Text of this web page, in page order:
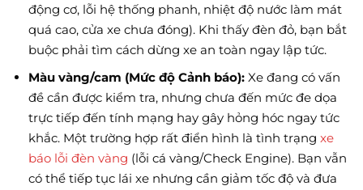
động cơ, lỗi hệ thống phanh, nhiệt độ nước làm mát
quá cao, cửa xe chưa đóng). Khi thấy đèn đỏ, bạn bắt
buộc phải tìm cách dừng xe an toàn ngay lập tức.
Màu vàng/cam (Mức độ Cảnh báo):Xe đang có vấn
đề cần được kiểm tra, nhưng chưa đến mức đe dọa
trực tiếp đến tính mạng hay gây hỏng hóc ngay tức
khắc. Một trường hợp rất điển hình là tình trạng xe
báo lỗi đèn vàng (lỗi cá vàng/Check Engine). Bạn vẫn
có thể tiếp tục lái xe nhưng cần giảm tốc độ và đưa